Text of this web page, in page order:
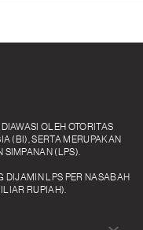
OLEH OTORITAS
(BI), SERTA MERUPAKAN
(LPS).
DIJAMIN LPS PER NASABAH
RUPIAH).